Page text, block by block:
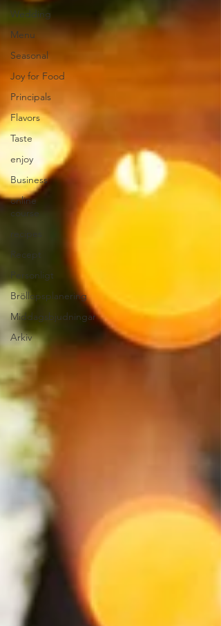
Wedding
Menu
Seasonal
Joy for Food
Principals
Flavors
Taste
enjoy
Business
online
course
recipes
Recept
Personligt
Bröllopsplanering
Middagsbjudningar
Arkiv